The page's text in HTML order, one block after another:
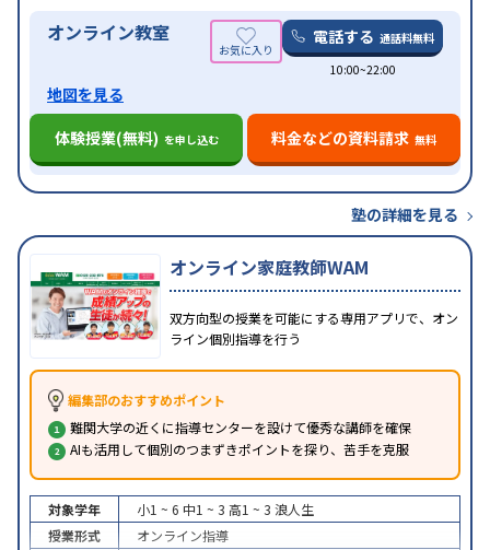
オンライン教室 電話する 通話料無料
10:00~22:00
地図を見る
体験授業(無料) を申し込む 料金などの資料請求 無料
塾の詳細を見る
オンライン家庭教師WAM
双方向型の授業を可能にする専用アプリで、オン
ライン個別指導を行う
編集部のおすすめポイント
難関大学の近くに指導センターを設けて優秀な講師を確保
AIも活用して個別のつまずきポイントを探り、苦手を克服
対象学年 小1 ~ 6 中1 ~ 3 高1 ~ 3 浪人生
授業形式
オンライン指導